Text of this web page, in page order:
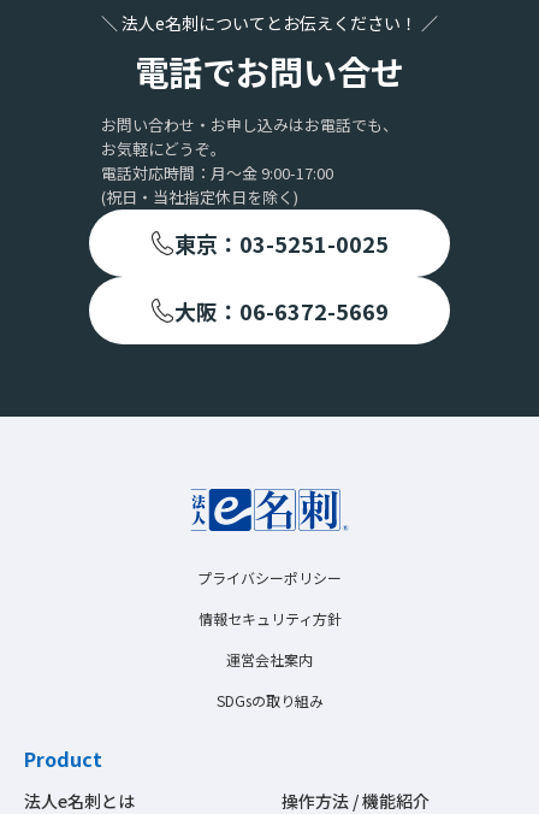
＼ 法人e名刺についてとお伝えください！ ／
電話でお問い合せ
お問い合わせ・お申し込みはお電話でも、
お気軽にどうぞ。
電話対応時間：月〜金 9:00-17:00
(祝日・当社指定休日を除く)
東京：03-5251-0025
大阪：06-6372-5669
プライバシーポリシー
情報セキュリティ方針
運営会社案内
SDGsの取り組み
Product
法人e名刺とは
操作方法 / 機能紹介